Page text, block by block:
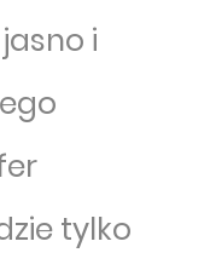
i
tylko